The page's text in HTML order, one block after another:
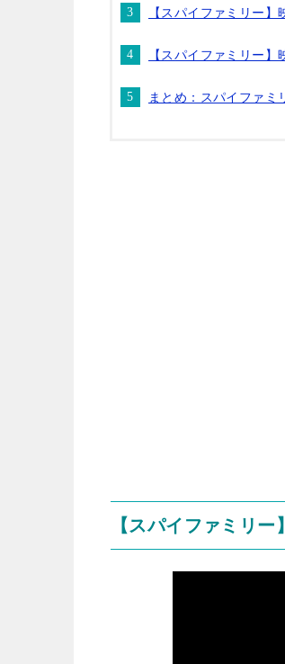
【スパイファミリー
【スパイファミリー
まとめ：スパイファミ
【スパイファミリ